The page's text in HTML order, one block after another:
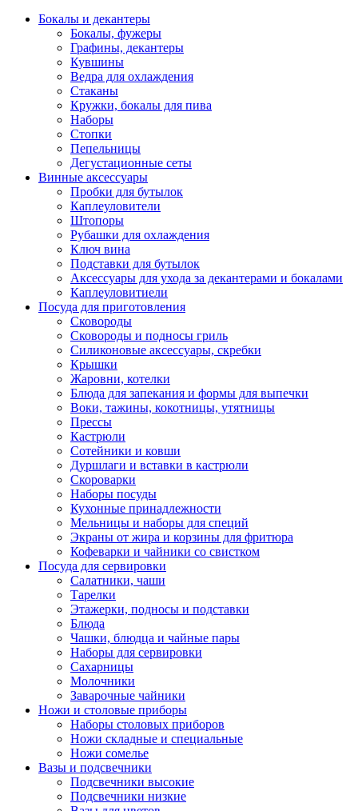
Бокалы и декантеры
Бокалы, фужеры
Графины, декантеры
Кувшины
Ведра для охлаждения
Стаканы
Кружки, бокалы для пива
Наборы
Стопки
Пепельницы
Дегустационные сеты
Винные аксессуары
Пробки для бутылок
Каплеуловители
Штопоры
Рубашки для охлаждения
Ключ вина
Подставки для бутылок
Аксессуары для ухода за декантерами и бокалами
Каплеуловитиели
Посуда для приготовления
Сковороды
Сковороды и подносы гриль
Силиконовые аксессуары, скребки
Крышки
Жаровни, котелки
Блюда для запекания и формы для выпечки
Воки, тажины, кокотницы, утятницы
Прессы
Кастрюли
Сотейники и ковши
Дуршлаги и вставки в кастрюли
Скороварки
Наборы посуды
Кухонные принадлежности
Мельницы и наборы для специй
Экраны от жира и корзины для фритюра
Кофеварки и чайники со свистком
Посуда для сервировки
Салатники, чаши
Тарелки
Этажерки, подносы и подставки
Блюда
Чашки, блюдца и чайные пары
Наборы для сервировки
Сахарницы
Молочники
Заварочные чайники
Ножи и столовые приборы
Наборы столовых приборов
Ножи складные и специальные
Ножи сомелье
Вазы и подсвечники
Подсвечники высокие
Подсвечники низкие